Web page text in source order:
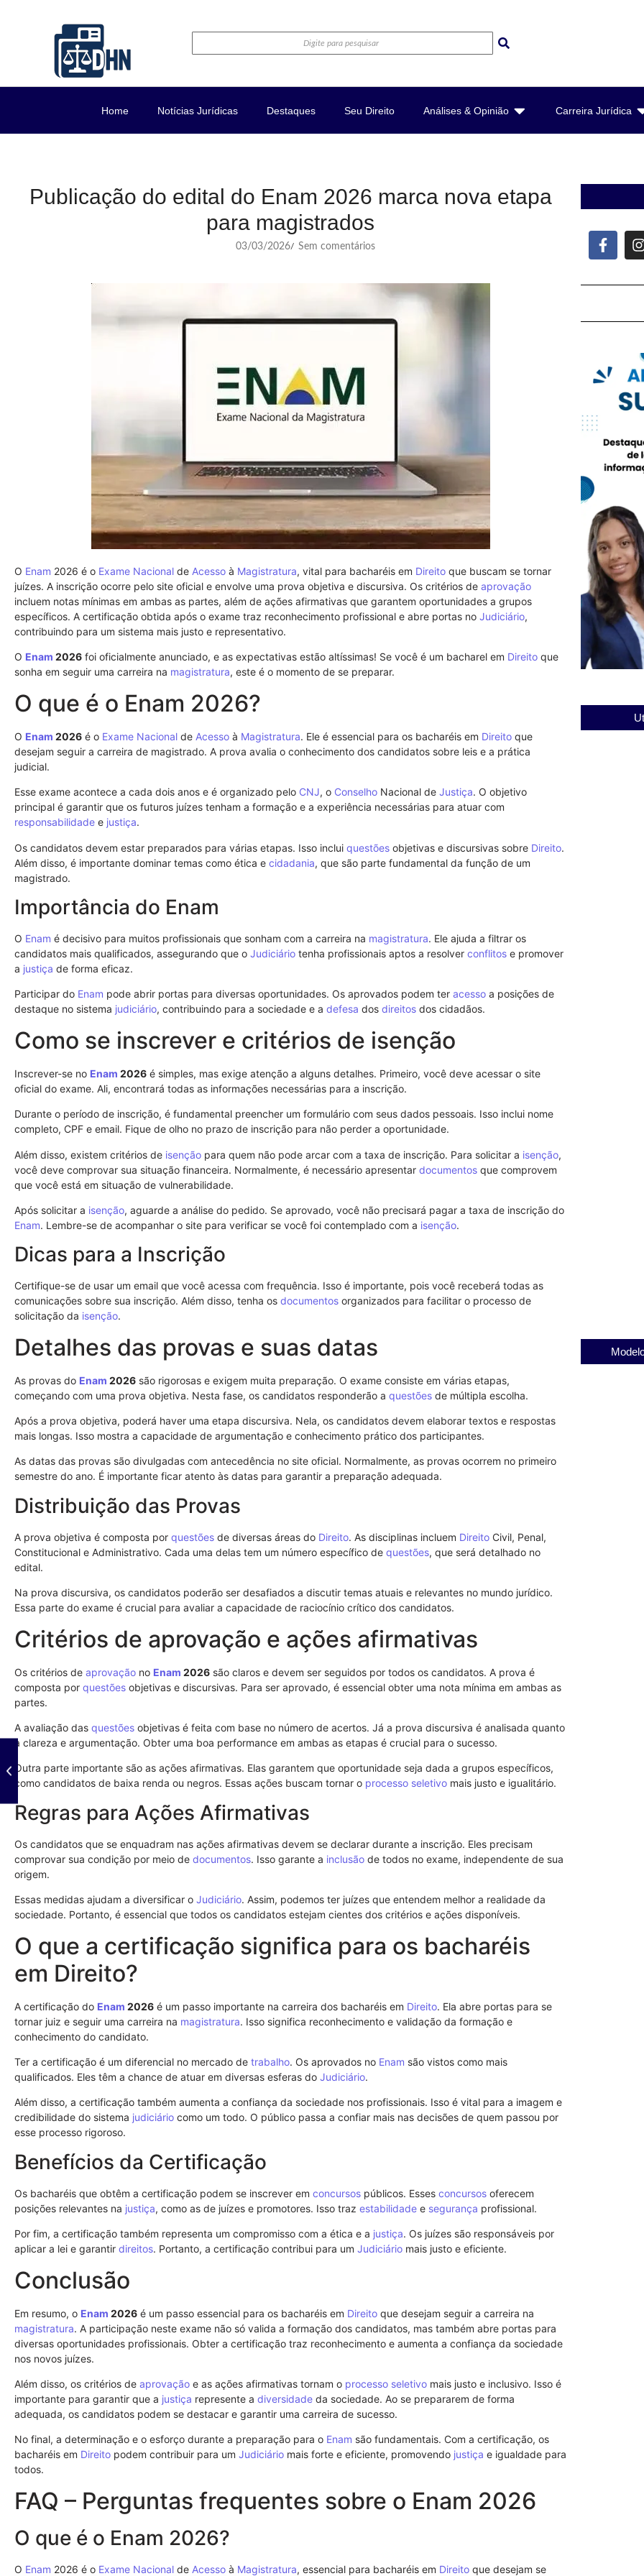
Home Notícias Jurídicas Destaques Seu Direito Análises & Opinião Carreira Jurídica
Publicação do edital do Enam 2026 marca nova etapa
para magistrados
03/03/2026/ Sem comentários
O Enam 2026 é o Exame Nacional de Acesso à Magistratura, vital para bacharéis em Direito que buscam se tornar
juízes. A inscrição ocorre pelo site oficial e envolve uma prova objetiva e discursiva. Os critérios de aprovação
incluem notas mínimas em ambas as partes, além de ações afirmativas que garantem oportunidades a grupos
específicos. A certificação obtida após o exame traz reconhecimento profissional e abre portas no Judiciário,
contribuindo para um sistema mais justo e representativo.
O Enam 2026 foi oficialmente anunciado, e as expectativas estão altíssimas! Se você é um bacharel em Direito que
sonha em seguir uma carreira na magistratura, este é o momento de se preparar.
O que é o Enam 2026?
O Enam 2026 é o Exame Nacional de Acesso à Magistratura. Ele é essencial para os bacharéis em Direito que
desejam seguir a carreira de magistrado. A prova avalia o conhecimento dos candidatos sobre leis e a prática
judicial.
Esse exame acontece a cada dois anos e é organizado pelo CNJ, o Conselho Nacional de Justiça. O objetivo
principal é garantir que os futuros juízes tenham a formação e a experiência necessárias para atuar com
responsabilidade e justiça.
Os candidatos devem estar preparados para várias etapas. Isso inclui questões objetivas e discursivas sobre Direito.
Além disso, é importante dominar temas como ética e cidadania, que são parte fundamental da função de um
magistrado.
Importância do Enam
O Enam é decisivo para muitos profissionais que sonham com a carreira na magistratura. Ele ajuda a filtrar os
candidatos mais qualificados, assegurando que o Judiciário tenha profissionais aptos a resolver conflitos e promover
a justiça de forma eficaz.
Participar do Enam pode abrir portas para diversas oportunidades. Os aprovados podem ter acesso a posições de
destaque no sistema judiciário, contribuindo para a sociedade e a defesa dos direitos dos cidadãos.
Como se inscrever e critérios de isenção
Inscrever-se no Enam 2026 é simples, mas exige atenção a alguns detalhes. Primeiro, você deve acessar o site
oficial do exame. Ali, encontrará todas as informações necessárias para a inscrição.
Durante o período de inscrição, é fundamental preencher um formulário com seus dados pessoais. Isso inclui nome
completo, CPF e email. Fique de olho no prazo de inscrição para não perder a oportunidade.
Além disso, existem critérios de isenção para quem não pode arcar com a taxa de inscrição. Para solicitar a isenção,
você deve comprovar sua situação financeira. Normalmente, é necessário apresentar documentos que comprovem
que você está em situação de vulnerabilidade.
Após solicitar a isenção, aguarde a análise do pedido. Se aprovado, você não precisará pagar a taxa de inscrição do
Enam. Lembre-se de acompanhar o site para verificar se você foi contemplado com a isenção.
Dicas para a Inscrição
Certifique-se de usar um email que você acessa com frequência. Isso é importante, pois você receberá todas as
comunicações sobre sua inscrição. Além disso, tenha os documentos organizados para facilitar o processo de
solicitação da isenção.
Detalhes das provas e suas datas
As provas do Enam 2026 são rigorosas e exigem muita preparação. O exame consiste em várias etapas,
começando com uma prova objetiva. Nesta fase, os candidatos responderão a questões de múltipla escolha.
Após a prova objetiva, poderá haver uma etapa discursiva. Nela, os candidatos devem elaborar textos e respostas
mais longas. Isso mostra a capacidade de argumentação e conhecimento prático dos participantes.
As datas das provas são divulgadas com antecedência no site oficial. Normalmente, as provas ocorrem no primeiro
semestre do ano. É importante ficar atento às datas para garantir a preparação adequada.
Distribuição das Provas
A prova objetiva é composta por questões de diversas áreas do Direito. As disciplinas incluem Direito Civil, Penal,
Constitucional e Administrativo. Cada uma delas tem um número específico de questões, que será detalhado no
edital.
Na prova discursiva, os candidatos poderão ser desafiados a discutir temas atuais e relevantes no mundo jurídico.
Essa parte do exame é crucial para avaliar a capacidade de raciocínio crítico dos candidatos.
Critérios de aprovação e ações afirmativas
Os critérios de aprovação no Enam 2026 são claros e devem ser seguidos por todos os candidatos. A prova é
composta por questões objetivas e discursivas. Para ser aprovado, é essencial obter uma nota mínima em ambas as
partes.
A avaliação das questões objetivas é feita com base no número de acertos. Já a prova discursiva é analisada quanto
à clareza e argumentação. Obter uma boa performance em ambas as etapas é crucial para o sucesso.
Outra parte importante são as ações afirmativas. Elas garantem que oportunidade seja dada a grupos específicos,
como candidatos de baixa renda ou negros. Essas ações buscam tornar o processo seletivo mais justo e igualitário.
Regras para Ações Afirmativas
Os candidatos que se enquadram nas ações afirmativas devem se declarar durante a inscrição. Eles precisam
comprovar sua condição por meio de documentos. Isso garante a inclusão de todos no exame, independente de sua
origem.
Essas medidas ajudam a diversificar o Judiciário. Assim, podemos ter juízes que entendem melhor a realidade da
sociedade. Portanto, é essencial que todos os candidatos estejam cientes dos critérios e ações disponíveis.
O que a certificação significa para os bacharéis
em Direito?
A certificação do Enam 2026 é um passo importante na carreira dos bacharéis em Direito. Ela abre portas para se
tornar juiz e seguir uma carreira na magistratura. Isso significa reconhecimento e validação da formação e
conhecimento do candidato.
Ter a certificação é um diferencial no mercado de trabalho. Os aprovados no Enam são vistos como mais
qualificados. Eles têm a chance de atuar em diversas esferas do Judiciário.
Além disso, a certificação também aumenta a confiança da sociedade nos profissionais. Isso é vital para a imagem e
credibilidade do sistema judiciário como um todo. O público passa a confiar mais nas decisões de quem passou por
esse processo rigoroso.
Benefícios da Certificação
Os bacharéis que obtêm a certificação podem se inscrever em concursos públicos. Esses concursos oferecem
posições relevantes na justiça, como as de juízes e promotores. Isso traz estabilidade e segurança profissional.
Por fim, a certificação também representa um compromisso com a ética e a justiça. Os juízes são responsáveis por
aplicar a lei e garantir direitos. Portanto, a certificação contribui para um Judiciário mais justo e eficiente.
Conclusão
Em resumo, o Enam 2026 é um passo essencial para os bacharéis em Direito que desejam seguir a carreira na
magistratura. A participação neste exame não só valida a formação dos candidatos, mas também abre portas para
diversas oportunidades profissionais. Obter a certificação traz reconhecimento e aumenta a confiança da sociedade
nos novos juízes.
Além disso, os critérios de aprovação e as ações afirmativas tornam o processo seletivo mais justo e inclusivo. Isso é
importante para garantir que a justiça represente a diversidade da sociedade. Ao se prepararem de forma
adequada, os candidatos podem se destacar e garantir uma carreira de sucesso.
No final, a determinação e o esforço durante a preparação para o Enam são fundamentais. Com a certificação, os
bacharéis em Direito podem contribuir para um Judiciário mais forte e eficiente, promovendo justiça e igualdade para
todos.
FAQ – Perguntas frequentes sobre o Enam 2026
O que é o Enam 2026?
O Enam 2026 é o Exame Nacional de Acesso à Magistratura, essencial para bacharéis em Direito que desejam se